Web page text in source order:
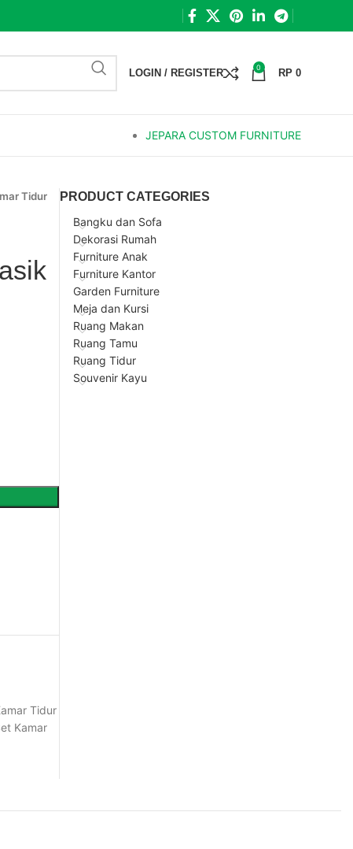
LOGIN / REGISTER 0 RP 0
JEPARA CUSTOM FURNITURE
Tidur
Tidur
Kamar
PRODUCT CATEGORIES
Bangku dan Sofa
Dekorasi Rumah
Furniture Anak
Furniture Kantor
Garden Furniture
Meja dan Kursi
Ruang Makan
Ruang Tamu
Ruang Tidur
Souvenir Kayu